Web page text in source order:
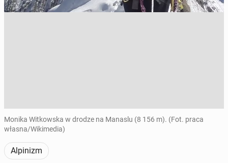
Monika Witkowska w drodze na Manaslu (8 156 m). (Fot. praca
własna/Wikimedia)
Alpinizm